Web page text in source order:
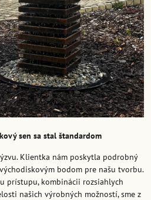
sen sa stal štandardom
Klientka nám poskytla podrobný
bodom pre našu tvorbu.
prístupu, kombinácii rozsiahlych
našich výrobných možností, sme z